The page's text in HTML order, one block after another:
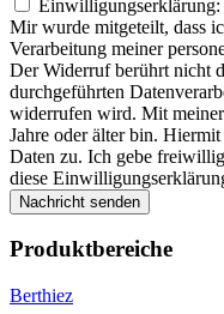
Einwilligungserklärung:
Mir wurde mitgeteilt, dass
Verarbeitung meiner
Der Widerruf berührt nicht
durchgeführten
widerrufen wird. Mit
Jahre oder älter bin.
Daten zu. Ich gebe
diese
Nachricht senden
Produktbereiche
Berthiez